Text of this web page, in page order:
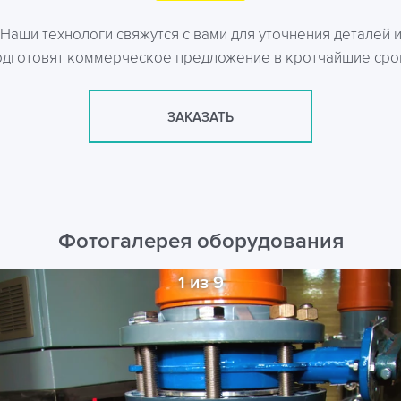
Наши технологи свяжутся с вами для уточнения деталей и
коммерческое предложение в кротчайшие
ЗАКАЗАТЬ
Фотогалерея оборудования
1 из 9